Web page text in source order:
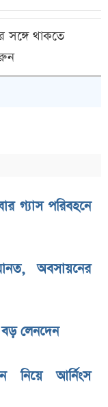
সঙ্গে থাকতে
গ্যাস পরিবহনে
অবসায়নের
লেনদেন
নিয়ে আর্নিংস